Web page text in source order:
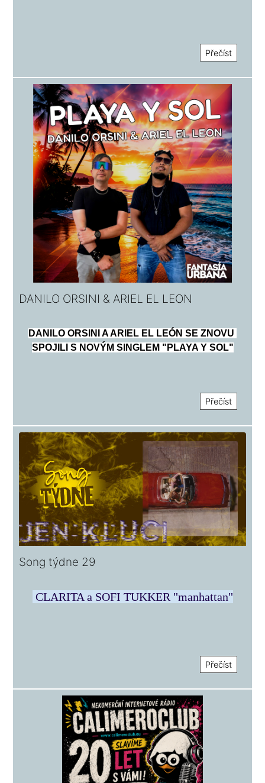
Přečíst
DANILO ORSINI & ARIEL EL LEON
DANILO ORSINI A ARIEL EL LEÓN SE ZNOVU
SPOJILI S NOVÝM SINGLEM "PLAYA Y SOL"
Přečíst
Song týdne 29
CLARITA a SOFI TUKKER "manhattan"
Přečíst